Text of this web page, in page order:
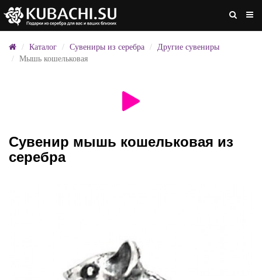
Каталог Сувениры из серебра
Другие сувениры
Мышь кошельковая
Сувенир мышь кошельковая из
серебра